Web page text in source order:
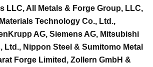
LLC, All Metals & Forge Group, LLC,
Technology Co., Ltd.,
AG, Siemens AG, Mitsubishi
Ltd., Nippon Steel & Sumitomo Metal
Forge Limited, Zollern GmbH &